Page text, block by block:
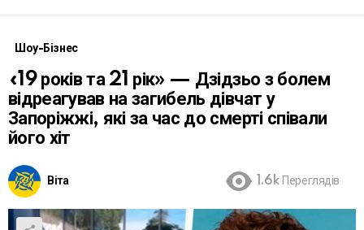
Шоу-Бізнес
«19 років та 21 рік» — Дзідзьо з болем
відреагував на загибель дівчат у
Запоріжжі, які за час до смерті співали
його хіт
Віта 1.6k Переглядів